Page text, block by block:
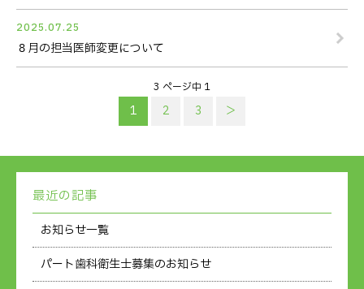
2025.07.25
８月の担当医師変更について
3 ページ中 1
1 2 3 ＞
最近の記事
お知らせ一覧
パート歯科衛生士募集のお知らせ